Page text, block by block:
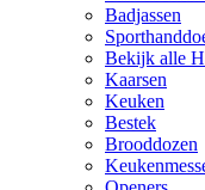
Badjassen
Bekijk alle
Kaarsen
Keuken
Bestek
Brooddozen